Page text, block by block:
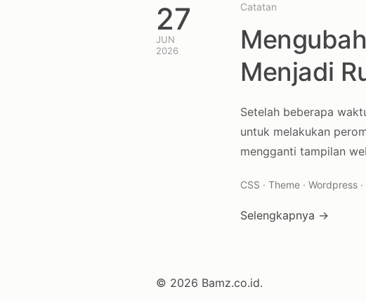
27
JUN
2026
Catatan
Menjadi
Setelah beberapa
untuk melakukan
mengganti tampilan
CSS · Theme · Wordpress ·
Selengkapnya →
© 2026 Bamz.co.id.